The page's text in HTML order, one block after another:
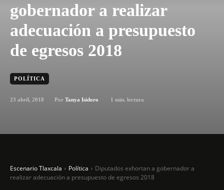
gobernador a realizar
adecuación a presupuesto
de egresos 2018
POLÍTICA
23 abril, 2018 Por Tanya Isidoro 1 min. lectura
Escenario Tlaxcala Política
Diputados exhortan a gobernador a
realizar adecuación a presupuesto de egresos 2018